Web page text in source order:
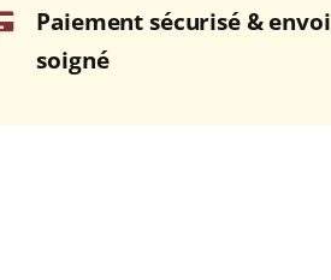
Paiement sécurisé & envoi
soigné